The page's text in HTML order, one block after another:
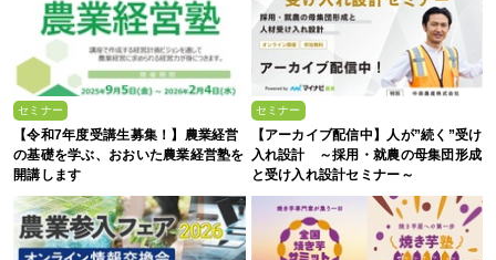
セミナー
【令和7年度受講生募集！】農業経営
の基礎を学ぶ、おおいた農業経営塾を
開講します
セミナー
【アーカイブ配信中】人が”続く”受け
入れ設計 ～採用・就農の母集団形成
と受け入れ設計セミナー～